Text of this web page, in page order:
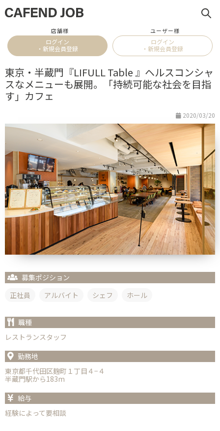
店舗様
ログイン
・新規会員登録
ユーザー様
ログイン
・新規会員登録
東京・半蔵門『LIFULL Table 』ヘルスコンシャ
スなメニューも展開。「持続可能な社会を目指
す」カフェ
2020/03/20
募集ポジション
正社員
アルバイト シェフ ホール
職種
レストランスタッフ
勤務地
東京都千代田区麹町１丁目４−４
半蔵門駅から183m
給与
経験によって要相談